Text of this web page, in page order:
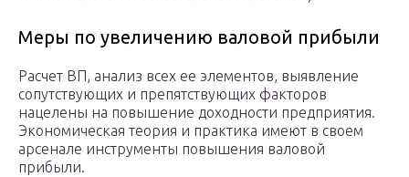
Меры по увеличению валовой прибыли
Расчет ВП, анализ всех ее элементов, выявление
сопутствующих и препятствующих факторов
нацелены на повышение доходности предприятия.
Экономическая теория и практика имеют в своем
арсенале инструменты повышения валовой
прибыли.